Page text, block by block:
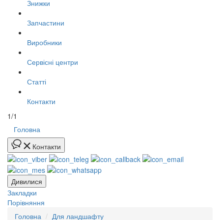
Знижки
Запчастини
Виробники
Сервісні центри
Статті
Контакти
1/1
Головна
Контакти
Дивилися
Закладки
Порівняння
Головна
Для ландшафту